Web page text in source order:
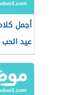
أجمل
عيد الحب